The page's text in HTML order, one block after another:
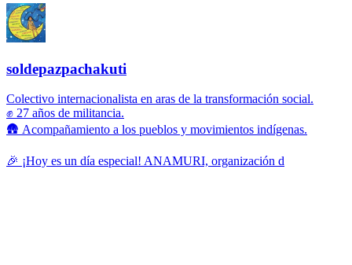
soldepazpachakuti
Colectivo internacionalista en aras de la transformación social.
✊ 27 años de militancia.
🛖 Acompañamiento a los pueblos y movimientos indígenas.
🎉 ¡Hoy es un día especial! ANAMURI, organización d